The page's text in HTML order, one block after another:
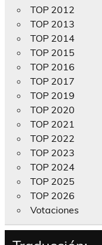
TOP 2012
TOP 2013
TOP 2014
TOP 2015
TOP 2016
TOP 2017
TOP 2019
TOP 2020
TOP 2021
TOP 2022
TOP 2023
TOP 2024
TOP 2025
TOP 2026
Votaciones